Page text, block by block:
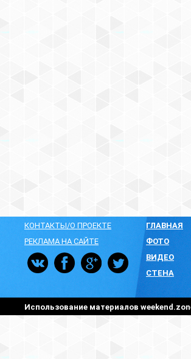
КОНТАКТЫ/О ПРОЕКТЕ
РЕКЛАМА НА САЙТЕ
ГЛАВНАЯ
ФОТО
ВИДЕО
СТЕНА
Использование материалов